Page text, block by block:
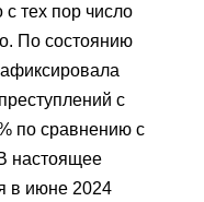
тех пор число
По состоянию
с
по сравнению с
настоящее
в июне 2024